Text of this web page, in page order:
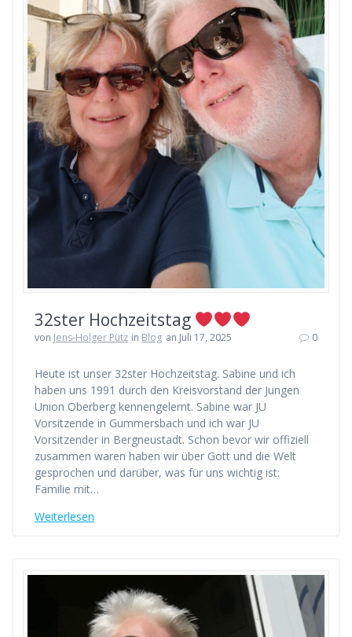
32ster Hochzeitstag
von Jens-Holger Pütz in Blog an Juli 17, 2025 0
Heute ist unser 32ster Hochzeitstag. Sabine und ich
haben uns 1991 durch den Kreisvorstand der Jungen
Union Oberberg kennengelernt. Sabine war JU
Vorsitzende in Gummersbach und ich war JU
Vorsitzender in Bergneustadt. Schon bevor wir offiziell
zusammen waren haben wir über Gott und die Welt
gesprochen und darüber, was für uns wichtig ist:
Familie mit…
Weiterlesen